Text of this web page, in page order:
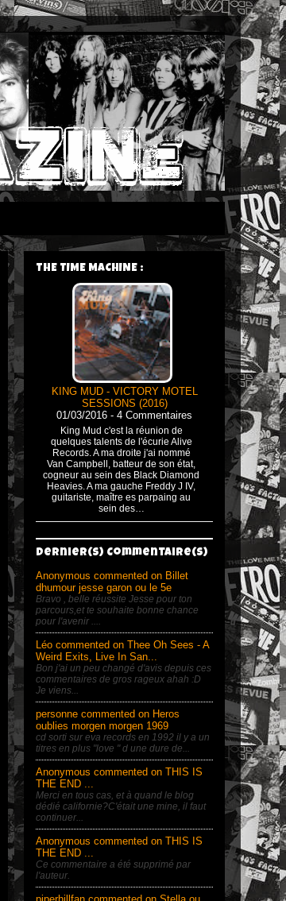
THE TIME MACHINE :
KING MUD - VICTORY MOTEL
SESSIONS (2016)
01/03/2016 - 4 Commentaires
King Mud c'est la réunion de
quelques talents de l'écurie Alive
Records. A ma droite j'ai nommé
Van Campbell, batteur de son état,
cogneur au sein des Black Diamond
Heavies. A ma gauche Freddy J IV,
guitariste, maître es parpaing au
sein des…
Dernier(s) Commentaire(s)
Anonymous commented on Billet
dhumour jesse garon ou le 5e
Bravo , belle réussite Jesse pour ton
parcours,et te souhaite bonne chance
pour l'avenir ....
Léo commented on Thee Oh Sees - A
Weird Exits, Live In San...
Bon j'ai un peu changé d'avis depuis ces
commentaires de gros rageux ahah :D
Je viens...
personne commented on Heros
oublies morgen morgen 1969
cd sorti sur eva records en 1992 il y a un
titres en plus "love " d une dure de...
Anonymous commented on THIS IS
THE END ...
Merci en tous cas, et à quand le blog
dédié californie?C'était une mine, il faut
continuer...
Anonymous commented on THIS IS
THE END ...
Ce commentaire a été supprimé par
l'auteur.